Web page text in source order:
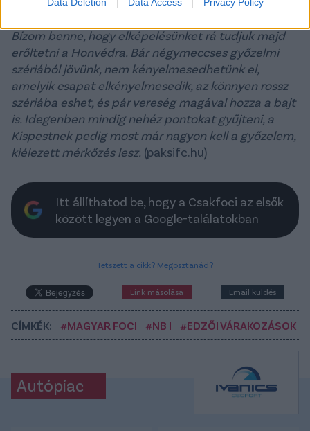
Bízom benne, hogy elképelésünket rá tudjuk majd
erőltetni a Honvédra. Bár négymeccses győzelmi
szériából jövünk, nem kényelmesedhetünk el,
amelyik csapat elkényelmesedik, az könnyen rossz
szériába eshet, és pár vereség magával hozza a bajt
is. Idegenben mindig nehéz pontokat gyűjteni, a
Kispestnek pedig most már nagyon kell a győzelem,
kiélezett mérkőzés lesz. (paksifc.hu)
Itt állíthatod be, hogy a Csakfoci az elsők
között legyen a Google-találatokban
Tetszett a cikk? Megosztanád?
Link másolása Email küldés
CÍMKÉK: #MAGYAR FOCI #NB I #EDZŐI VÁRAKOZÁSOK
Autópiac